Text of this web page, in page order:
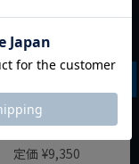
クニペックス コブラ
クイックセット
動画あり 夏セール
定価 ¥9,350